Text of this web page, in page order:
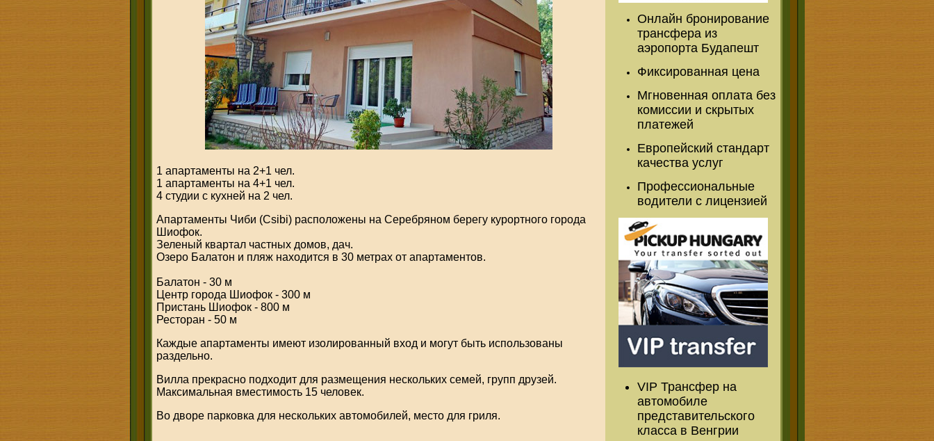
1 апартаменты на 2+1 чел.
1 апартаменты на 4+1 чел.
4 студии с кухней на 2 чел.
Апартаменты Чиби (Csibi) расположены на Серебряном берегу курортного города
Шиофок.
Зеленый квартал частных домов, дач.
Озеро Балатон и пляж находится в 30 метрах от апартаментов.
Балатон - 30 м
Центр города Шиофок - 300 м
Пристань Шиофок - 800 м
Ресторан - 50 м
Каждые апартаменты имеют изолированный вход и могут быть использованы
раздельно.
Вилла прекрасно подходит для размещения нескольких семей, групп друзей.
Максимальная вместимость 15 человек.
Во дворе парковка для нескольких автомобилей, место для гриля.
Онлайн бронирование
трансфера из
аэропорта Будапешт
Фиксированная цена
Мгновенная оплата без
комиссии и скрытых
платежей
Европейский стандарт
качества услуг
Профессиональные
водители с лицензией
VIP Трансфер на
автомобиле
представительского
класса в Венгрии